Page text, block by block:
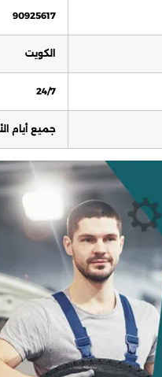
90925617
الكويت
24/7
جميع أيام